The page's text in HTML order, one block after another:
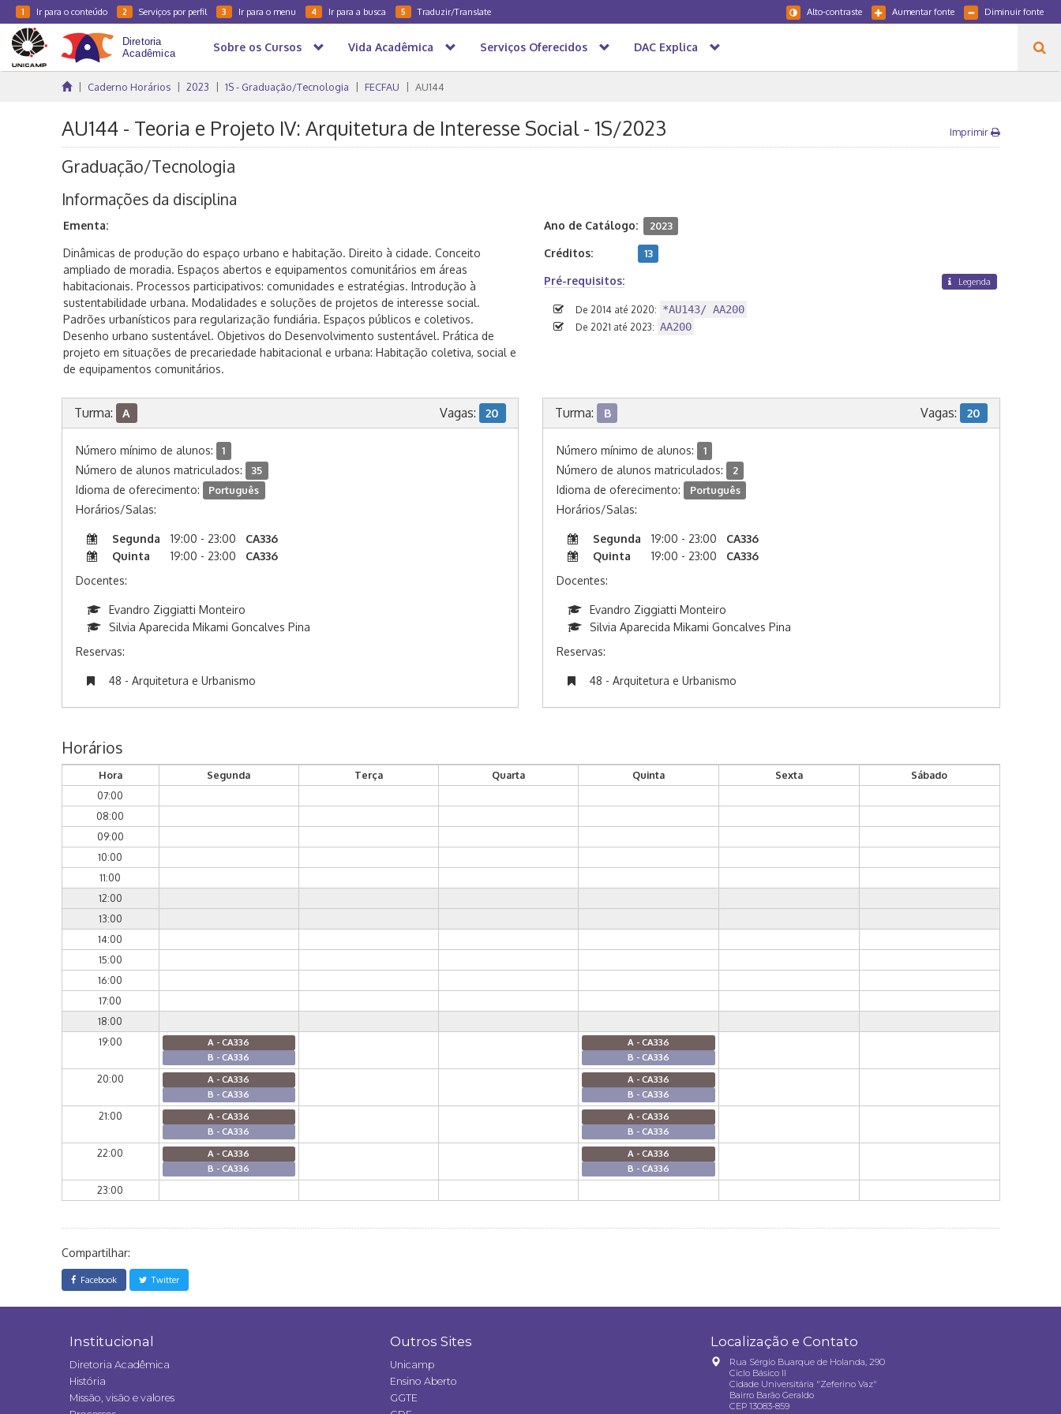
1 Ir para o conteúdo 2 Serviços por perfil 3 Ir para o menu 4 Ir para a busca 5 Traduzir/Translate Diminuir fonte
Aumentar fonte
Alto-contraste
Sobre os Cursos Vida Acadêmica Serviços Oferecidos DAC Explica
Caderno Horários 2023 1S - Graduação/Tecnologia FECFAU AU144
AU144 - Teoria e Projeto IV: Arquitetura de Interesse Social - 1S/2023 Imprimir
Graduação/Tecnologia
Informações da disciplina
Ementa:
Dinâmicas de produção do espaço urbano e habitação. Direito à cidade. Conceito
ampliado de moradia. Espaços abertos e equipamentos comunitários em áreas
habitacionais. Processos participativos: comunidades e estratégias. Introdução à
sustentabilidade urbana. Modalidades e soluções de projetos de interesse social.
Padrões urbanísticos para regularização fundiária. Espaços públicos e coletivos.
Desenho urbano sustentável. Objetivos do Desenvolvimento sustentável. Prática de
projeto em situações de precariedade habitacional e urbana: Habitação coletiva, social e
de equipamentos comunitários.
Ano de Catálogo: 2023
Créditos: 13
Pré-requisitos: Legenda
De 2014 até 2020: *AU143/ AA200
De 2021 até 2023: AA200
Turma: A Vagas: 20
Número mínimo de alunos: 1
Número de alunos matriculados: 35
Idioma de oferecimento: Português
Horários/Salas:
Segunda 19:00 - 23:00
CA336
Quinta
19:00 - 23:00
CA336
Docentes:
Evandro Ziggiatti Monteiro
Silvia Aparecida Mikami Goncalves Pina
Reservas:
48 - Arquitetura e Urbanismo
Turma: B Vagas: 20
Número mínimo de alunos: 1
Número de alunos matriculados: 2
Idioma de oferecimento: Português
Horários/Salas:
Segunda 19:00 - 23:00
CA336
Quinta
19:00 - 23:00
CA336
Docentes:
Evandro Ziggiatti Monteiro
Silvia Aparecida Mikami Goncalves Pina
Reservas:
48 - Arquitetura e Urbanismo
Horários
Hora Segunda Terça Quarta Quinta Sexta
Sábado
07:00
08:00
09:00
10:00
11:00
12:00
13:00
14:00
15:00
16:00
17:00
18:00
19:00
A - CA336
B - CA336
A - CA336
B - CA336
20:00
A - CA336
B - CA336
A - CA336
B - CA336
21:00
A - CA336
B - CA336
A - CA336
B - CA336
22:00
A - CA336
B - CA336
A - CA336
B - CA336
23:00
Compartilhar:
Facebook Twitter
Institucional
Diretoria Acadêmica
História
Missão, visão e valores
Outros Sites
Unicamp
Ensino Aberto
GGTE
Localização e Contato
Rua Sérgio Buarque de Holanda, 290
Ciclo Básico II
Cidade Universitária "Zeferino Vaz"
Bairro Barão Geraldo
CEP 13083-859